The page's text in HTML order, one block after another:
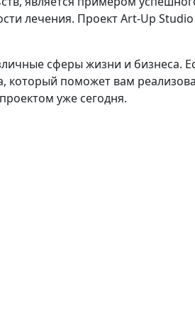
лечения. Проект Art-Up
сферы жизни и бизнеса.
который поможет вам
уже сегодня.